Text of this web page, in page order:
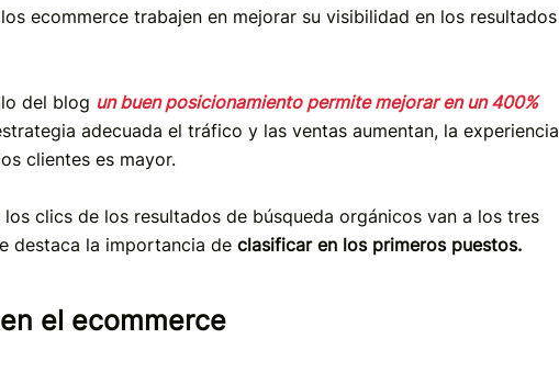
ecommerce trabajen en mejorar su visibilidad en los resultados
del blog un buen posicionamiento permite mejorar en un400%
adecuada el tráfico y las ventas aumentan, la experiencia
clientes es mayor.
los clics de los resultados de búsqueda orgánicos van a los tres
destaca la importancia de clasificar en los primeros puestos.
el ecommerce